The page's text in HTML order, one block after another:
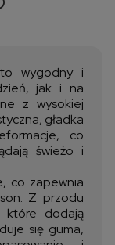
wygodny i
jak i na
z wysokiej
gładka
co
świeżo i
co zapewnia
Z przodu
które dodają
się guma,